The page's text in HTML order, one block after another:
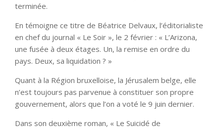
terminée.
En témoigne ce titre de Béatrice Delvaux, l’éditorialiste
en chef du journal « Le Soir », le 2 février : « L’Arizona,
une fusée à deux étages. Un, la remise en ordre du
pays. Deux, sa liquidation ? »
Quant à la Région bruxelloise, la Jérusalem belge, elle
n’est toujours pas parvenue à constituer son propre
gouvernement, alors que l’on a voté le 9 juin dernier.
Dans son deuxième roman, « Le Suicidé de